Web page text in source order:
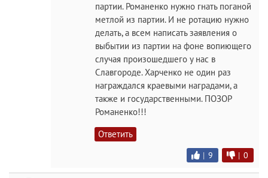
партии. Романенко нужно гнать поганой
метлой из партии. И не ротацию нужно
делать, а всем написать заявления о
выбытии из партии на фоне вопиющего
случая произошедшего у нас в
Славгороде. Харченко не один раз
награждался краевыми наградами, а
также и государственными. ПОЗОР
Романенко!!!
Ответить
| 9 | 0